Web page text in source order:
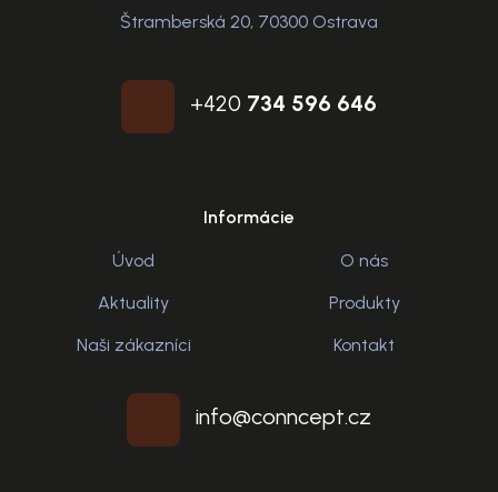
Štramberská 20, 70300 Ostrava
+420 734 596 646
Informácie
Úvod
O nás
Aktuality
Produkty
Naši zákazníci
Kontakt
info@conncept.cz